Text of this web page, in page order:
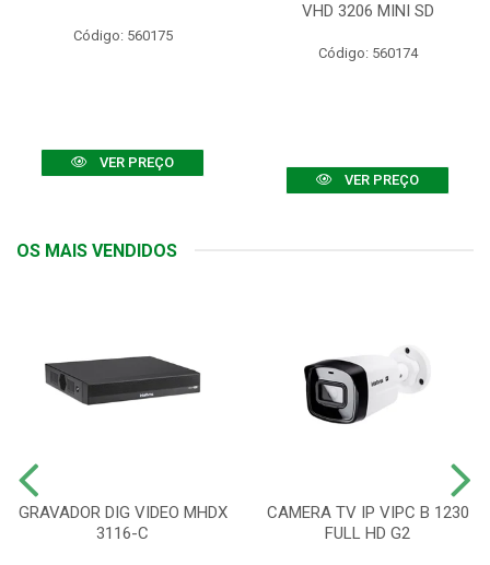
Código: 560175
VER PREÇO
VHD 3206 MINI SD
Código: 560174
VER PREÇO
OS MAIS VENDIDOS
GRAVADOR DIG VIDEO MHDX
3116-C
CAMERA TV IP VIPC B 1230
FULL HD G2